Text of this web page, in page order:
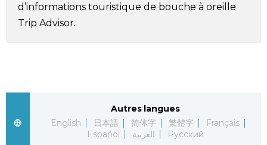
Le japonais
Données
Séries
d’informations touristique de bouche à oreille
Trip Advisor.
Autres langues
English
日本語 简体字 繁體字
Français
Español
العربية Русский